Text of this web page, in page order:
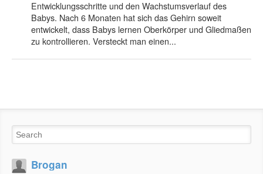
Entwicklungsschritte und den Wachstumsverlauf des
Babys. Nach 6 Monaten hat sich das Gehirn soweit
entwickelt, dass Babys lernen Oberkörper und Gliedmaßen
zu kontrollieren. Versteckt man einen...
Brogan